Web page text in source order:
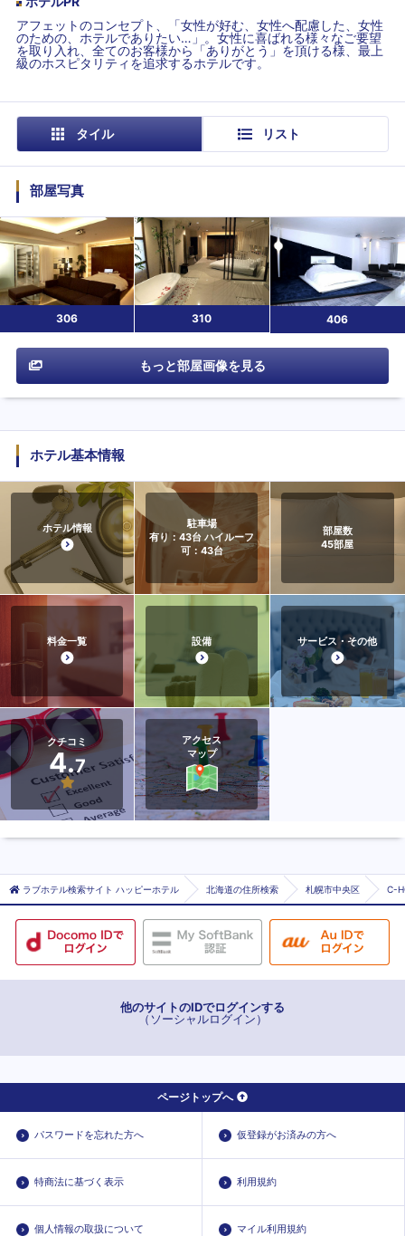
アフェットのコンセプト、「女性が好む、女性へ配慮した、女性
のための、ホテルでありたい…」。女性に喜ばれる様々なご要望
を取り入れ、全てのお客様から「ありがとう」を頂ける様、最上
級のホスピタリティを追求するホテルです。
タイル リスト
部屋写真
306 310 406
もっと部屋画像を見る
ホテル基本情報
ホテル情報
駐車場
有り：43台 ハイルーフ
可：43台
部屋数
45部屋
料金一覧 設備 サービス・その他
クチコミ
4.7
アクセス
マップ
ラブホテル検索サイト ハッピーホテル 北海道の住所検索 札幌市中央区 C-
他のサイトのIDでログインする
（ソーシャルログイン）
ページトップへ
パスワードを忘れた方へ 仮登録がお済みの方へ
特商法に基づく表示 利用規約
個人情報の取扱について マイル利用規約